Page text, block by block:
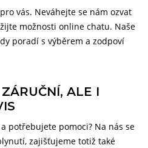
vás. Neváhejte se nám ozvat
možnosti online chatu. Naše
poradí s výběrem a zodpoví
ALE I
potřebujete pomoci? Na nás se
zajišťujeme totiž také